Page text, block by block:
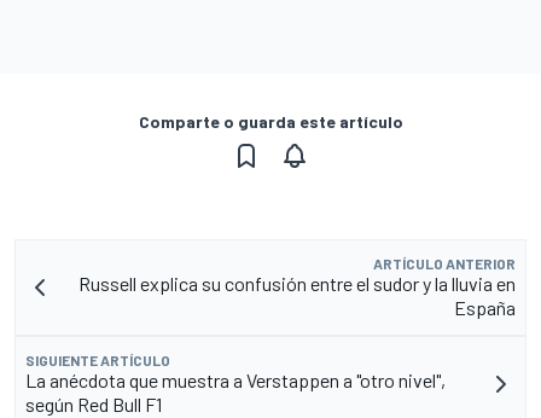
Comparte o guarda este artículo
ARTÍCULO ANTERIOR
Russell explica su confusión entre el sudor y la lluvia en
España
SIGUIENTE ARTÍCULO
La anécdota que muestra a Verstappen a "otro nivel",
según Red Bull F1